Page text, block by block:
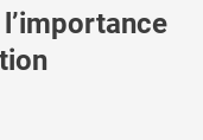
l’importance